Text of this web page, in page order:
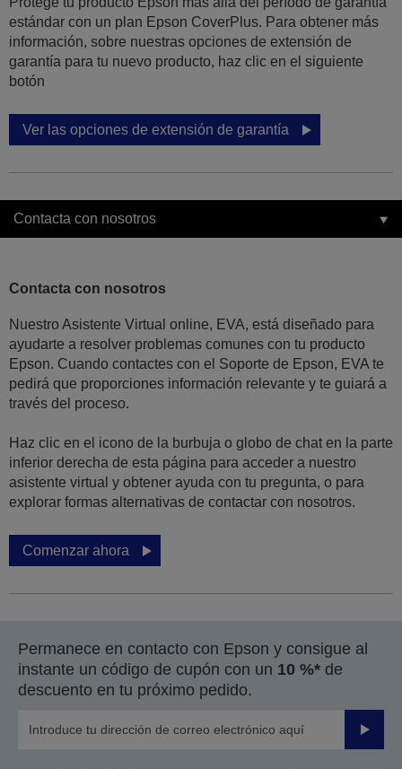
estándar con un plan Epson CoverPlus. Para obtener más
información, sobre nuestras opciones de extensión de
garantía para tu nuevo producto, haz clic en el siguiente
botón
Ver las opciones de extensión de garantía
Contacta con nosotros
Contacta con nosotros
Nuestro Asistente Virtual online, EVA, está diseñado para
ayudarte a resolver problemas comunes con tu producto
Epson. Cuando contactes con el Soporte de Epson, EVA te
pedirá que proporciones información relevante y te guiará a
través del proceso.
Haz clic en el icono de la burbuja o globo de chat en la parte
inferior derecha de esta página para acceder a nuestro
asistente virtual y obtener ayuda con tu pregunta, o para
explorar formas alternativas de contactar con nosotros.
Comenzar ahora
Permanece en contacto con Epson y consigue al
instante un código de cupón con un 10 %* de
descuento en tu próximo pedido.
Enviar